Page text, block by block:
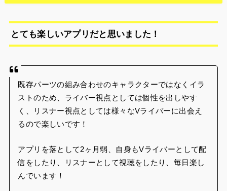
とても楽しいアプリだと思いました！
既存パーツの組み合わせのキャラクターではなくイラ
ストのため、ライバー視点としては個性を出しやす
く、リスナー視点としては様々なVライバーに出会え
るので楽しいです！
アプリを落として2ヶ月弱、自身もVライバーとして配
信をしたり、リスナーとして視聴をしたり、毎日楽し
んでいます！